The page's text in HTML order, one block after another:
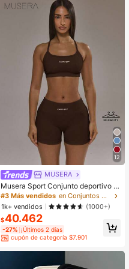
12
MUSERA
Musera Sport Conjunto deportivo d
e sujetador deportivo con espalda c
ruzada y mallas con efecto trasero
fruncido. Conjunto de activewear p
ara pádel, invierno, gimnasio, entre
namiento y actividades
#3 Más vendidos
en Conjuntos deportivos para mujer
1k+ vendidos
(1000+)
$40.462
-27% ¡Últimos 2 días
cupón de categoría $7.901